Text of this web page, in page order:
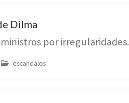
Dilma
por irregularidades.
escandalos